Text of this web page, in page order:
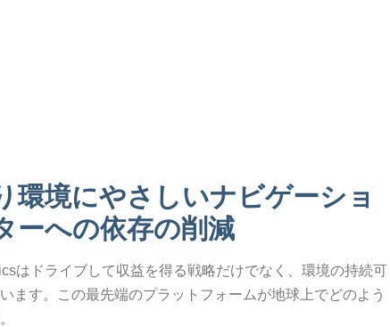
環境にやさしいナビゲーショ
ーへの依存の削減
はドライブして収益を得る戦略だけでなく、環境の持続可
ます。この最先端のプラットフォームが地球上でどのよう